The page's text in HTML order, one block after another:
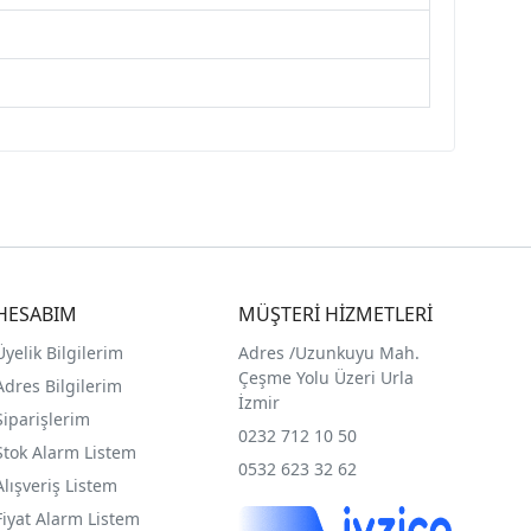
Bilgilerim
Bilgilerim
Alarm Listem
Listem
Alarm Listem
MÜŞTERİ HİZMETLERİ
Adres /Uzunkuyu Mah.
Çeşme Yolu Üzeri Urla
İzmir
0232 712 10 50
0532 623 32 62